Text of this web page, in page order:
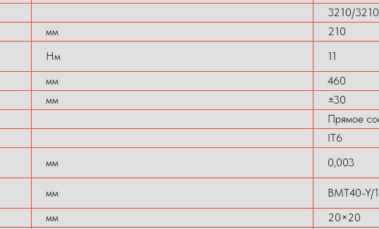
3210/
мм
210
Нм
11
мм
460
мм
±30
Прямое
IT6
мм
0,003
мм
BMT40-Y/
мм
20×20